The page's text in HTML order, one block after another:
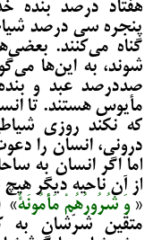
هفتاد درصد بنده
پنجره سی درصد
گناه می‌­کنند.
شوند، به این‌ها
صددرصد عبد و
مأیوس هستند. تا
که نکند روزی
درونی، انسان را
اما اگر انسان به
از آن ناحیه دیگر
«وَ شُرُورُهُمْ مَأْمُونَةٌ(
متقین شرّشان به